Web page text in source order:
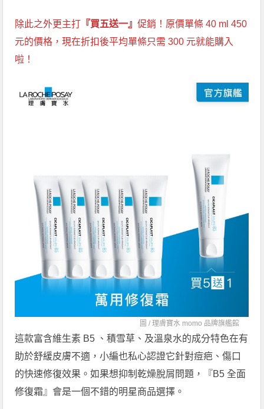
除此之外更主打 『買五送一』促銷！原價單條 40 ml 450
元的價格，現在折扣後平均單條只需 300 元就能購入
啦！
圖 /理膚寶水 momo 品牌旗艦館
這款富含維生素 B5 、積雪草、及溫泉水的成分特色在有
助於舒緩皮膚不適，小編也私心認證它針對痘疤、傷口
的快速修復效果。如果想抑制乾燥脫屑問題，『B5 全面
修復霜』會是一個不錯的明星商品選擇。